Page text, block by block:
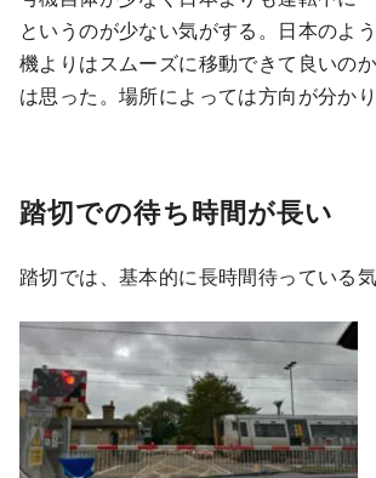
というのが少ない気がする。日本のよ
機よりはスムーズに移動できて良いの
は思った。場所によっては方向が分かり
踏切での待ち時間が長い
踏切では、基本的に長時間待っている気